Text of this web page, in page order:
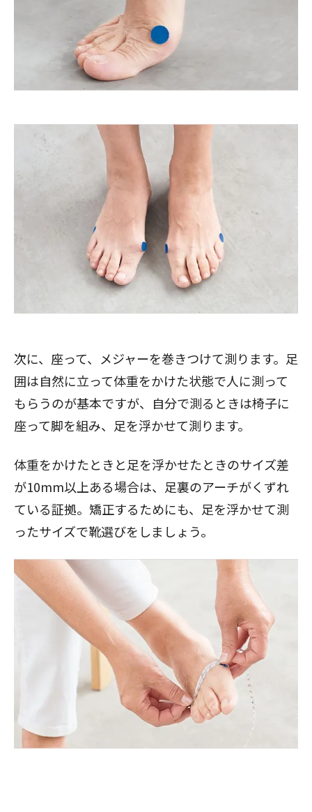
次に、座って、メジャーを巻きつけて測ります。足
囲は自然に立って体重をかけた状態で人に測って
もらうのが基本ですが、自分で測るときは椅子に
座って脚を組み、足を浮かせて測ります。
体重をかけたときと足を浮かせたときのサイズ差
が10mm以上ある場合は、足裏のアーチがくずれ
ている証拠。矯正するためにも、足を浮かせて測
ったサイズで靴選びをしましょう。